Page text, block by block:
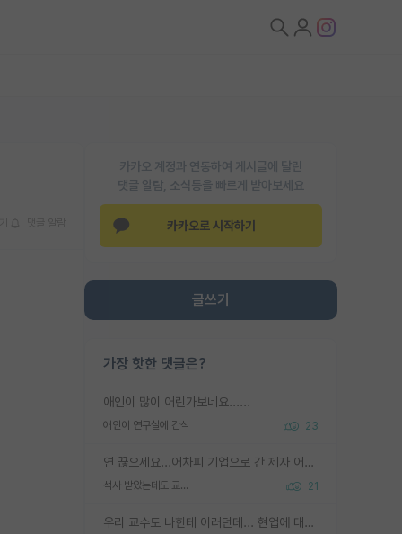
카카오 계정과 연동하여 게시글에 달린
댓글 알람, 소식등을 빠르게 받아보세요
카카오로 시작하기
글쓰기
가장 핫한 댓글은?
애인이 많이 어린가보네요......
애인이 연구실에 간식 23
연 끊으세요...어차피 기업으로 간 제자 어떻게 못합니다. 기업에서는 교수들 사기꾼으로 보는 시선도 강하고, 앞에서나 교수님하고 떠받들어주지 많이 무시합니다. 영향력도 0에 수렴합니다. 그리고 생각해보십시오. 석사로 기업간 제자가 무슨 힘이 있다고 과제를 달라고 합니까? 말만 교수지 무능력자라고 생각합니다. 세금이 아깝습니다.
석사 받았는데도 교수랑 연락한다. 21
우리 교수도 나한테 이러던데... 현업에 대해 이해가 전혀 없고, 자기 말이면 다 되는 줄 알고. 학위동안 지도는 커녕 잡일만 시켜놓고 이제와서 주기적으로 연락 없으면 싸가지 없는 제자가 되버림.